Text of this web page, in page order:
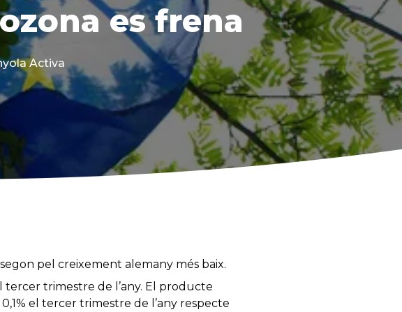
es frena
Activa
pel creixement alemany més baix.
tercer trimestre de l’any. El producte
el tercer trimestre de l’any respecte